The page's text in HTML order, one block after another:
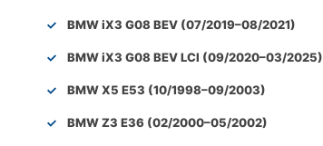
BMW iX3 G08 BEV (07/2019–08/2021)
BMW iX3 G08 BEV LCI (09/2020–03/2025)
BMW X5 E53 (10/1998–09/2003)
BMW Z3 E36 (02/2000–05/2002)